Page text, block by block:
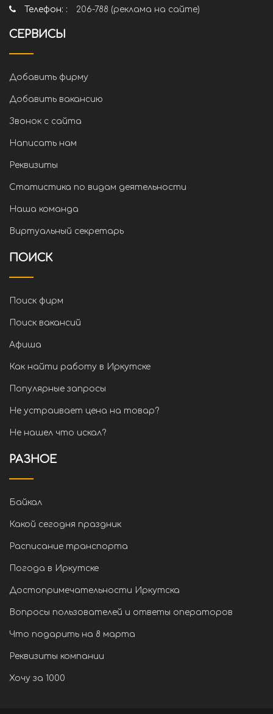
Телефон: :
206-788 (реклама на сайте)
СЕРВИСЫ
Добавить фирму
Добавить вакансию
Звонок с сайта
Написать нам
Реквизиты
Статистика по видам деятельности
Наша команда
Виртуальный секретарь
ПОИСК
Поиск фирм
Поиск вакансий
Афиша
Как найти работу в Иркутске
Популярные запросы
Не устраивает цена на товар?
Не нашел что искал?
РАЗНОЕ
Байкал
Какой сегодня праздник
Расписание транспорта
Погода в Иркутске
Достопримечательности Иркутска
Вопросы пользователей и ответы операторов
Что подарить на 8 марта
Реквизиты компании
Хочу за 1000